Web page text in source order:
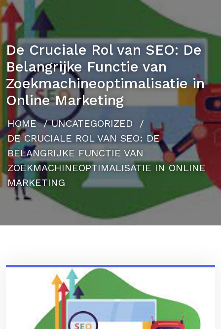
De Cruciale Rol van SEO: De
Belangrijke Functie van
Zoekmachineoptimalisatie in
Online Marketing
HOME/UNCATEGORIZED /
DE CRUCIALE ROL VAN SEO: DE
BELANGRIJKE FUNCTIE VAN
ZOEKMACHINEOPTIMALISATIE IN ONLINE
MARKETING